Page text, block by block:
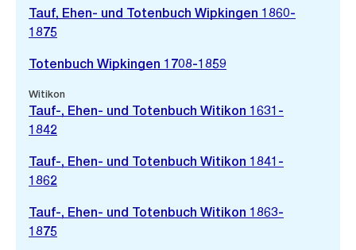
Tauf, Ehen- und Totenbuch Wipkingen 1860-
1875
Totenbuch Wipkingen 1708-1859
Witikon
Tauf-, Ehen- und Totenbuch Witikon 1631-
1842
Tauf-, Ehen- und Totenbuch Witikon 1841-
1862
Tauf-, Ehen- und Totenbuch Witikon 1863-
1875